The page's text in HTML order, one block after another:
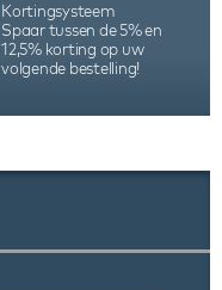
Kortingsysteem
Spaar tussen de 5% en
12,5% korting op uw
volgende bestelling!